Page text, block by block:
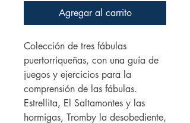
Agregar al carrito
Colección de tres fábulas
puertorriqueñas, con una guía de
juegos y ejercicios para la
comprensión de las fábulas.
Estrellita, El Saltamontes y las
hormigas, Tromby la desobediente,